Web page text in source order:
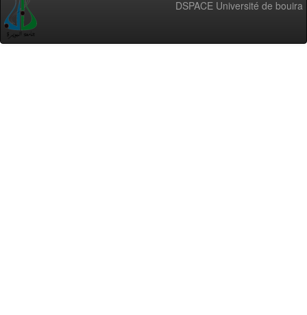
DSPACE Université de bouira